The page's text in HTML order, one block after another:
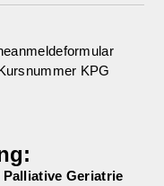
KPG
Geriatrie